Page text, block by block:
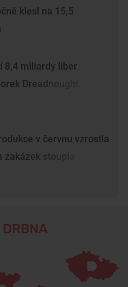
klesl na 15,5
8,4 miliardy liber
Dreadnought
v červnu vzrostla
zakázek stoupla